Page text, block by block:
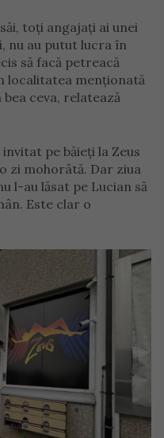
toți angajați ai unei
nu au putut lucra în
să facă petreacă
localitatea menționată
ceva, relatează
pe băieți la Zeus
zi mohorâtă. Dar ziua
l-au lăsat pe Lucian să
Este clar o